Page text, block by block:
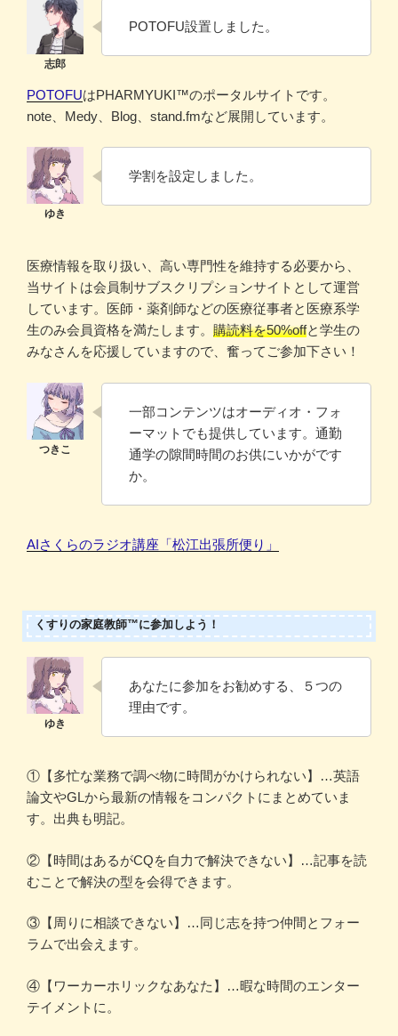
POTOFU設置しました。
POTOFUはPHARMYUKI™のポータルサイトです。
note、Medy、Blog、stand.fmなど展開しています。
学割を設定しました。
医療情報を取り扱い、高い専門性を維持する必要から、
当サイトは会員制サブスクリプションサイトとして運営
しています。医師・薬剤師などの医療従事者と医療系学
生のみ会員資格を満たします。 購読料を50%offと学生の
みなさんを応援していますので、奮ってご参加下さい！
一部コンテンツはオーディオ・フォ
ーマットでも提供しています。通勤
通学の隙間時間のお供にいかがです
か。
AIさくらのラジオ講座「松江出張所便り」
くすりの家庭教師™に参加しよう！
あなたに参加をお勧めする、５つの
理由です。
①【多忙な業務で調べ物に時間がかけられない】…英語
論文やGLから最新の情報をコンパクトにまとめていま
す。出典も明記。
②【時間はあるがCQを自力で解決できない】…記事を読
むことで解決の型を会得できます。
③【周りに相談できない】…同じ志を持つ仲間とフォー
ラムで出会えます。
④【ワーカーホリックなあなた】…暇な時間のエンター
テイメントに。